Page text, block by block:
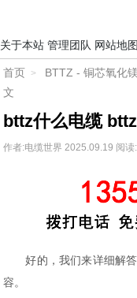
关于本站 管理团队 网站地图
首页 BTTZ - 铜芯氧化
文
bttz什么电缆
作者:电缆世界 2025.09.19 阅读
好的，我们来详细解
容。